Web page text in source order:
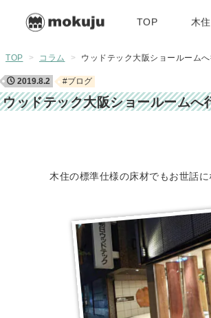
TOP 木
木住の家づくり
TOP > コラム > ウッドテック大阪ショールーム
2019.8.2 #ブログ
ウッドテック大阪ショールームへ
木住の標準仕様の床材でもお世話